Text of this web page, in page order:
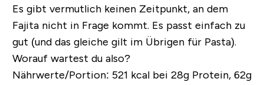
Es gibt vermutlich keinen Zeitpunkt, an dem
Fajita nicht in Frage kommt. Es passt einfach zu
gut (und das gleiche gilt im Übrigen für Pasta).
Worauf wartest du also?
Nährwerte/Portion: 521 kcal bei 28g Protein, 62g